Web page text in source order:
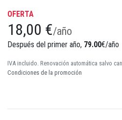
OFERTA
18,00 €/año
Después del primer año, 79.00€/año
IVA incluido. Renovación automática salvo
Condiciones de la promoción